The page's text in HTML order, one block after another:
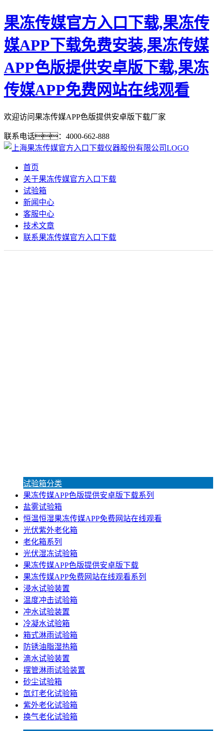
果冻传媒官方入口下载,果冻传
媒APP下载免费安装,果冻传媒
APP色版提供安卓版下载,果冻
传媒APP免费网站在线观看
欢迎访问果冻传媒APP色版提供安卓版下载厂家
联系电话：4000-662-888
首页
关于果冻传媒官方入口下载
试验箱
新闻中心
客服中心
技术文章
联系果冻传媒官方入口下载
试验箱分类
果冻传媒APP色版提供安卓版下载系列
盐雾试验箱
恒温恒湿果冻传媒APP免费网站在线观看
光伏紫外老化箱
老化箱系列
光伏湿冻试验箱
果冻传媒APP色版提供安卓版下载
果冻传媒APP免费网站在线观看系列
浸水试验装置
温度冲击试验箱
冲水试验装置
冷凝水试验箱
箱式淋雨试验箱
防锈油脂湿热箱
滴水试验装置
摆管淋雨试验装置
砂尘试验箱
氙灯老化试验箱
紫外老化试验箱
换气老化试验箱